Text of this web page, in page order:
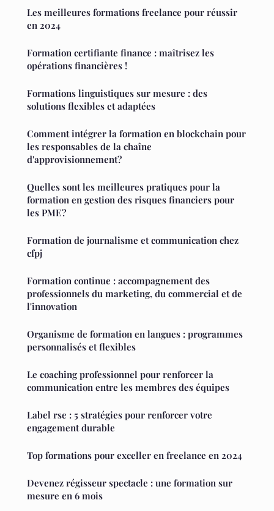
Les meilleures formations freelance pour réussir
en 2024
Formation certifiante finance : maîtrisez les
opérations financières !
Formations linguistiques sur mesure : des
solutions flexibles et adaptées
Comment intégrer la formation en blockchain pour
les responsables de la chaîne
d'approvisionnement?
Quelles sont les meilleures pratiques pour la
formation en gestion des risques financiers pour
les PME?
Formation de journalisme et communication chez
cfpj
Formation continue : accompagnement des
professionnels du marketing, du commercial et de
l'innovation
Organisme de formation en langues : programmes
personnalisés et flexibles
Le coaching professionnel pour renforcer la
communication entre les membres des équipes
Label rse : 5 stratégies pour renforcer votre
engagement durable
Top formations pour exceller en freelance en 2024
Devenez régisseur spectacle : une formation sur
mesure en 6 mois